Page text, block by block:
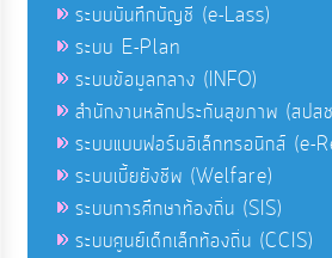
ระบบบันทึกบัญชี (e-Lass)
ระบบ E-Plan
ระบบข้อมูลกลาง (INFO)
สำนักงานหลักประกันสุขภาพ (สปส
ระบบแบบฟอร์มอิเล็กทรอนิกส์ (e-
ระบบเบี้ยยังชีพ (Welfare)
ระบบการศึกษาท้องถิ่น (SIS)
ระบบศูนย์เด็กเล็กท้องถิ่น (CCIS)